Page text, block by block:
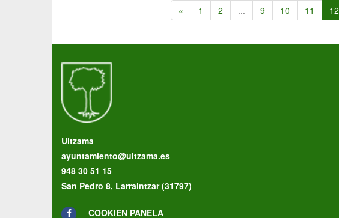
« 1 2 ... 9 10 11 12
Ultzama
ayuntamiento@ultzama.es
948 30 51 15
San Pedro 8, Larraintzar (31797)
COOKIEN PANELA